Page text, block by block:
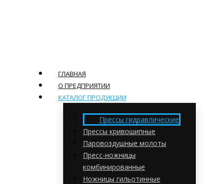
ГЛАВНАЯ
О ПРЕДПРИЯТИИ
КАТАЛОГ ПРОДУКЦИИ
Прессы гидравлические
Прессы кривошипные
Паровоздушные молоты
Пресс-ножницы
комбинированные
Ножницы гильотинные